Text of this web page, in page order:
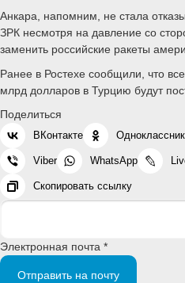
Анкара, напомним, не стала
ЗРК несмотря на давление со
заменить российские ракеты
Ранее в Ростехе сообщили, что
млрд долларов в Турцию будут
Поделиться
ВКонтакте
Viber WhatsApp
Скопировать ссылку
Электронная почта *
Отправить на почту